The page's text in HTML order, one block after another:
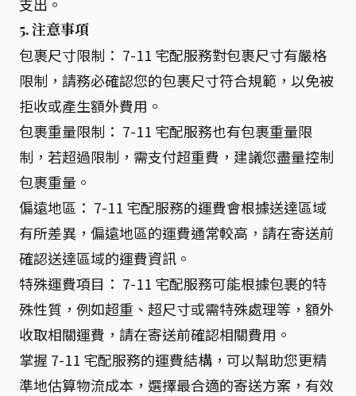
5. 注意事項
包裹尺寸限制： 7-11 宅配服務對包裹尺寸有嚴格
限制，請務必確認您的包裹尺寸符合規範，以免被
拒收或產生額外費用。
包裹重量限制： 7-11 宅配服務也有包裹重量限
制，若超過限制，需支付超重費，建議您盡量控制
包裹重量。
偏遠地區： 7-11 宅配服務的運費會根據送達區域
有所差異，偏遠地區的運費通常較高，請在寄送前
確認送達區域的運費資訊。
特殊運費項目： 7-11 宅配服務可能根據包裹的特
殊性質，例如超重、超尺寸或需特殊處理等，額外
收取相關運費，請在寄送前確認相關費用。
掌握 7-11 宅配服務的運費結構，可以幫助您更精
準地估算物流成本，選擇最合適的寄送方案，有效